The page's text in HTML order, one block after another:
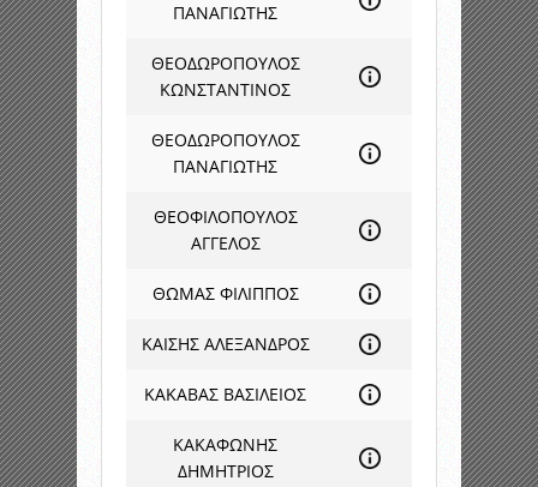
ΠΑΝΑΓΙΩΤΗΣ
ΘΕΟΔΩΡΟΠΟΥΛΟΣ
ΚΩΝΣΤΑΝΤΙΝΟΣ
ΘΕΟΔΩΡΟΠΟΥΛΟΣ
ΠΑΝΑΓΙΩΤΗΣ
ΘΕΟΦΙΛΟΠΟΥΛΟΣ
ΑΓΓΕΛΟΣ
ΘΩΜΑΣ ΦΙΛΙΠΠΟΣ
ΚΑΙΣΗΣ ΑΛΕΞΑΝΔΡΟΣ
ΚΑΚΑΒΑΣ ΒΑΣΙΛΕΙΟΣ
ΚΑΚΑΦΩΝΗΣ
ΔΗΜΗΤΡΙΟΣ